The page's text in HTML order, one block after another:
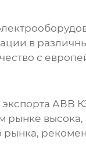
в
с
АВВ
высока,